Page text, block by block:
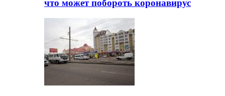
что может побороть коронавирус